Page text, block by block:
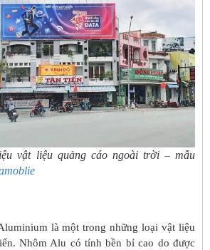
vật liệu quảng cáo ngoài trời – mẫu
là một trong những loại vật liệu
Nhôm Alu có tính bền bỉ cao do được